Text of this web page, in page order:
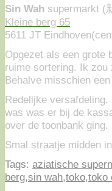
Sin Wah supermarkt (
Kleine berg 65
5611 JT
Opgezet als een grote
ruime sortering. Ik zou
Behalve misschien
Redelijke
was was er bij de
over de toonbank ging.
Smal straatje midden
Tags: aziatische
berg,sin wah,toko,toko